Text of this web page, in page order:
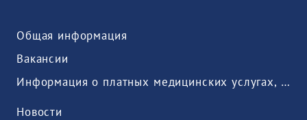
Общая информация
Вакансии
Информация о платных медицинских услугах, предоставляемых медицинской организацией
Новости